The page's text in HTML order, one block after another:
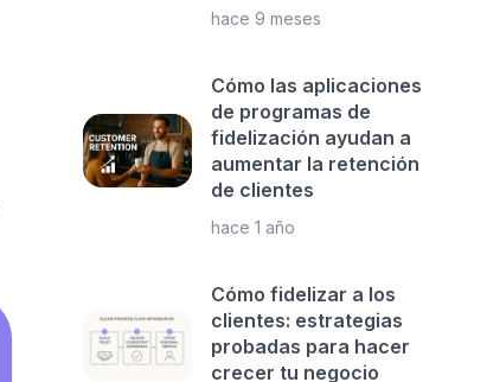
hace 9 meses
Cómo las aplicaciones
de programas de
fidelización ayudan a
aumentar la retención
de clientes
hace 1 año
Cómo fidelizar a los
clientes: estrategias
probadas para hacer
crecer tu negocio